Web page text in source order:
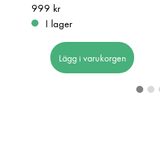
Pris: 999 kr
999 kr
I lager
Lägg i varukorgen